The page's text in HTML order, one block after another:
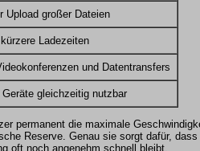
Upload großer Dateien
Ladezeiten
und Datentransfers
Geräte gleichzeitig nutzbar
permanent die maximale
Reserve. Genau sie sorgt dafür, dass
oft noch angenehm schnell bleibt.